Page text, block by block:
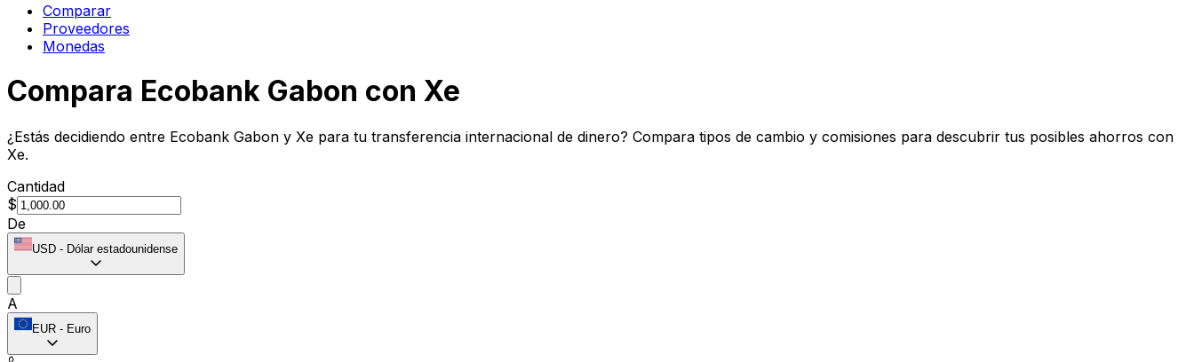
Comparar
Proveedores
Monedas
Compara Ecobank Gabon con Xe
¿Estás decidiendo entre Ecobank Gabon y Xe para tu transferencia internacional de dinero? Compara tipos de cambio y comisiones para descubrir tus posibles ahorros con
Xe.
Cantidad
$
De
USD - Dólar estadounidense
A
EUR - Euro